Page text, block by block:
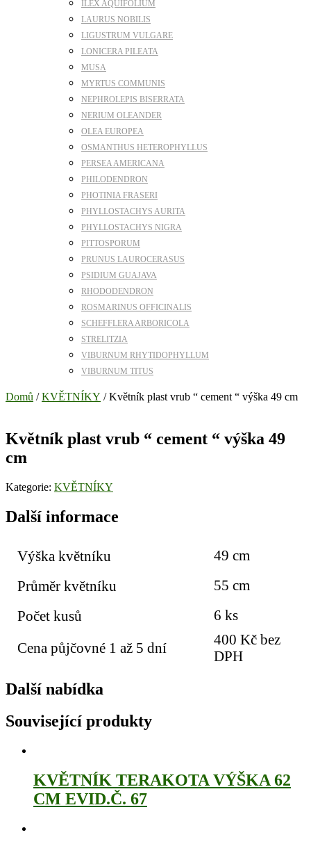
ILEX AQUIFOLIUM
LAURUS NOBILIS
LIGUSTRUM VULGARE
LONICERA PILEATA
MUSA
MYRTUS COMMUNIS
NEPHROLEPIS BISERRATA
NERIUM OLEANDER
OLEA EUROPEA
OSMANTHUS HETEROPHYLLUS
PERSEA AMERICANA
PHILODENDRON
PHOTINIA FRASERI
PHYLLOSTACHYS AURITA
PHYLLOSTACHYS NIGRA
PITTOSPORUM
PRUNUS LAUROCERASUS
PSIDIUM GUAJAVA
RHODODENDRON
ROSMARINUS OFFICINALIS
SCHEFFLERA ARBORICOLA
STRELITZIA
VIBURNUM RHYTIDOPHYLLUM
VIBURNUM TITUS
Domů /KVĚTNÍKY / Květník plast vrub “ cement “ výška 49 cm
Květník plast vrub “ cement “ výška 49
cm
Kategorie: KVĚTNÍKY
Další informace
Výška květníku
49 cm
Průměr květníku
55 cm
Počet kusů
6 ks
Cena půjčovné 1 až 5 dní
400 Kč bez
DPH
Další nabídka
Související produkty
KVĚTNÍK TERAKOTA VÝŠKA 62
CM EVID.Č. 67